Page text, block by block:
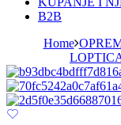
B2B
Home